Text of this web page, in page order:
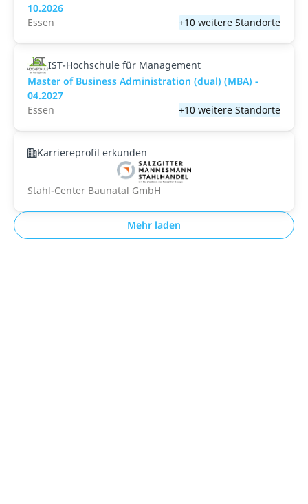
10.2026
Essen
+10 weitere Standorte
IST-Hochschule für Management
Master of Business Administration (dual) (MBA) -
04.2027
Essen
+10 weitere Standorte
Karriereprofil erkunden
Stahl-Center Baunatal GmbH
Mehr laden